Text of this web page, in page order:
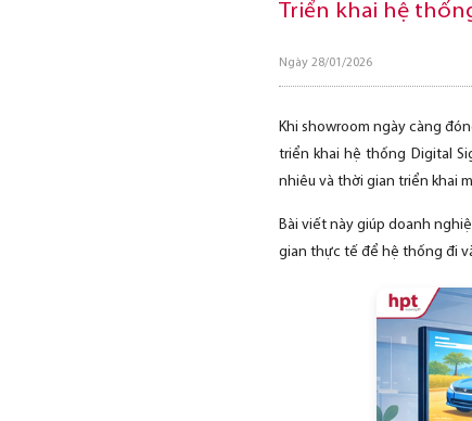
Triển khai hệ
Ngày 28/01/2026
Khi showroom ngày càng
triển khai hệ thống Digital
nhiêu và thời gian triển khai
Bài viết này giúp doanh
gian thực tế để hệ thống đi